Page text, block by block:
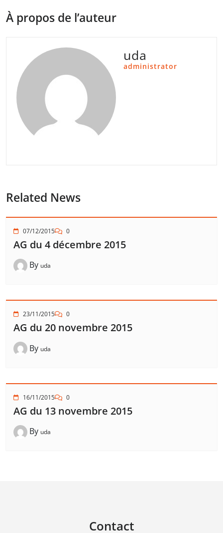
À propos de l’auteur
uda
administrator
Related News
07/12/2015 0
AG du 4 décembre 2015
By uda
23/11/2015 0
AG du 20 novembre 2015
By uda
16/11/2015 0
AG du 13 novembre 2015
By uda
Contact